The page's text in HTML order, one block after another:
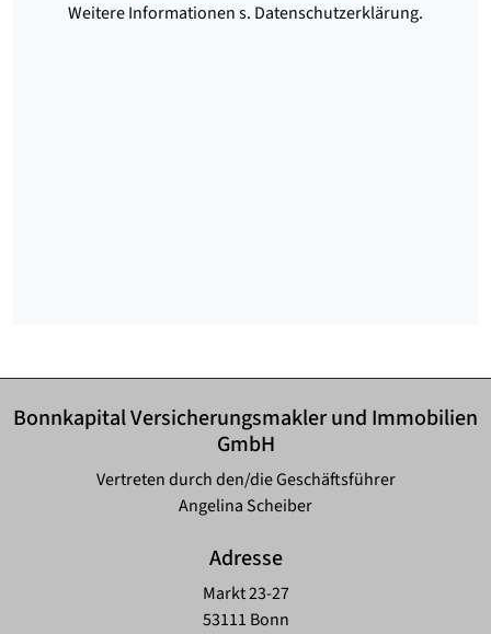
Bonnkapital Versicherungsmakler und Immobilien
GmbH
Vertreten durch den/die Geschäftsführer
Angelina Scheiber
Adresse
Markt 23-27
53111 Bonn